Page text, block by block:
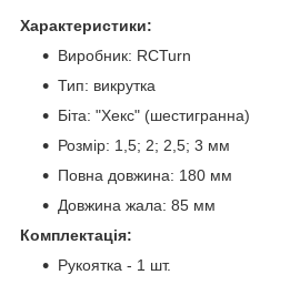
Характеристики:
Виробник: RCTurn
Тип: викрутка
Біта: "Хекс" (шестигранна)
Розмір: 1,5; 2; 2,5; 3 мм
Повна довжина: 180 мм
Довжина жала: 85 мм
Комплектація:
Рукоятка - 1 шт.